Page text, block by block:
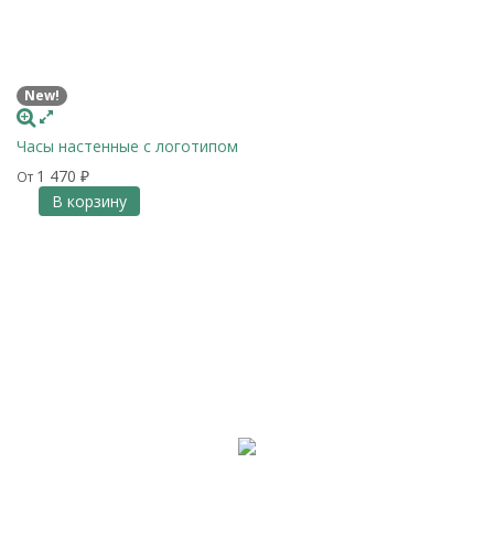
New!
Часы настенные с логотипом
От 1 470 ₽
В корзину